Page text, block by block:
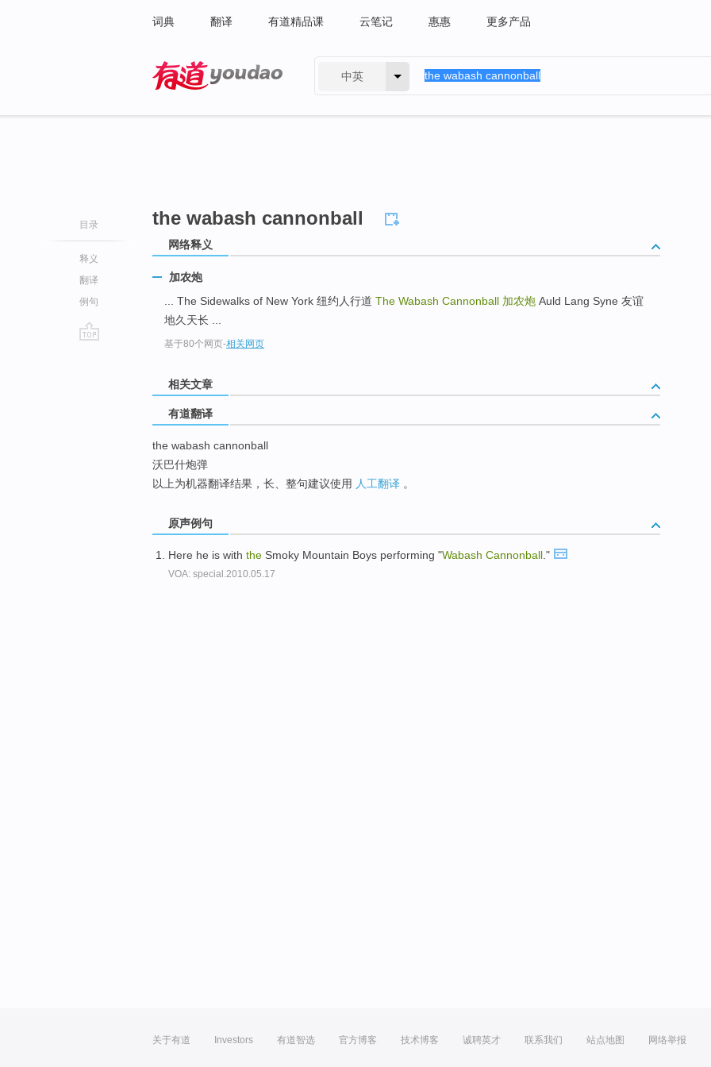
词典 翻译 有道精品课 云笔记 惠惠 更多产品
中英
目录
释义
翻译
例句
the wabash cannonball
网络释义
加农炮
... The Sidewalks of New York 纽约人行道 The Wabash Cannonball 加农炮 Auld Lang Syne 友谊
地久天长 ...
基于80个网页-相关网页
相关文章
有道翻译
the wabash cannonball
沃巴什炮弹
以上为机器翻译结果，长、整句建议使用 人工翻译 。
原声例句
Here he is with the Smoky Mountain Boys performing "Wabash Cannonball ."
VOA: special.2010.05.17
关于有道 Investors 有道智选 官方博客 技术博客 诚聘英才 联系我们 站点地图 网络举报